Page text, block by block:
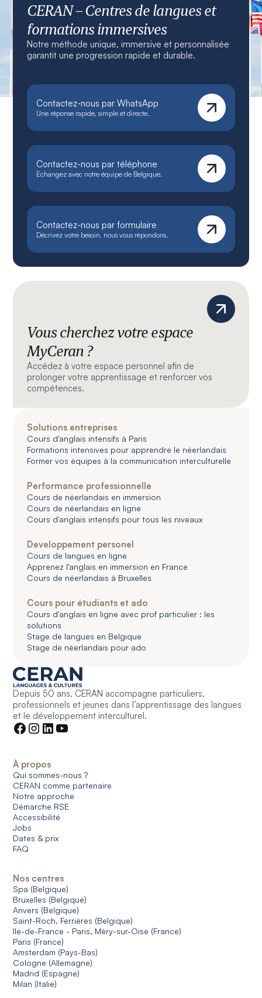
CERAN – Centres de langues et
formations immersives
Notre méthode unique, immersive et personnalisée
garantit une progression rapide et durable.
Contactez-nous par WhatsApp
Une réponse rapide, simple et directe.
Contactez-nous par téléphone
Échangez avec notre équipe de Belgique.
Contactez-nous par formulaire
Décrivez votre besoin, nous vous répondons.
Vous cherchez votre espace
MyCeran ?
Accédez à votre espace personnel afin de
prolonger votre apprentissage et renforcer vos
compétences.
Solutions entreprises
Cours d'anglais intensifs à Paris
Formations intensives pour apprendre le néerlandais
Former vos équipes à la communication interculturelle
Performance professionnelle
Cours de néerlandais en immersion
Cours de néerlandais en ligne
Cours d'anglais intensifs pour tous les niveaux
Developpement personel
Cours de langues en ligne
Apprenez l'anglais en immersion en France
Cours de néerlandais à Bruxelles
Cours pour étudiants et ado
Cours d'anglais en ligne avec prof particulier : les
solutions
Stage de langues en Belgique
Stage de néerlandais pour ado
Depuis 50 ans, CERAN accompagne particuliers,
professionnels et jeunes dans l’apprentissage des langues
et le développement interculturel.
À propos
Qui sommes-nous ?
CERAN comme partenaire
Notre approche
Démarche RSE
Accessibilité
Jobs
Dates & prix
FAQ
Nos centres
Spa (Belgique)
Bruxelles (Belgique)
Anvers (Belgique)
Saint-Roch, Ferrières (Belgique)
Ile-de-France - Paris, Méry-sur-Oise (France)
Paris (France)
Amsterdam (Pays-Bas)
Cologne (Allemagne)
Madrid (Espagne)
Milan (Italie)